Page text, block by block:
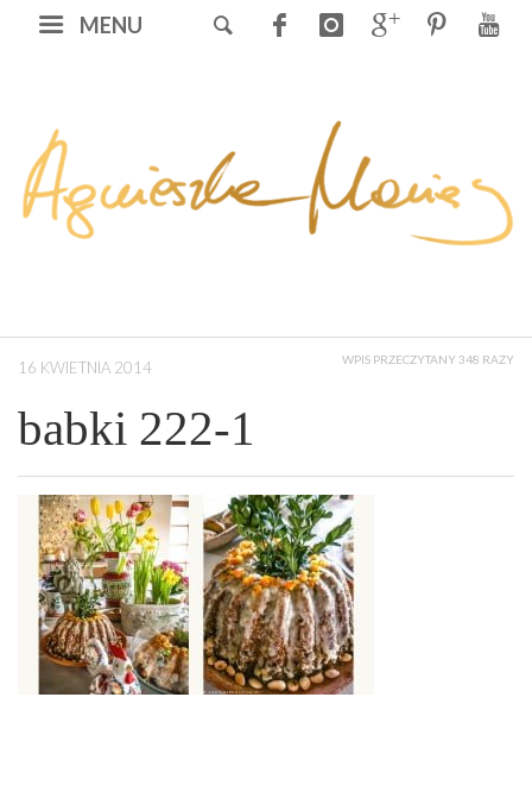
MENU
16 KWIETNIA 2014 WPIS PRZECZYTANY 348 RAZY
babki 222-1